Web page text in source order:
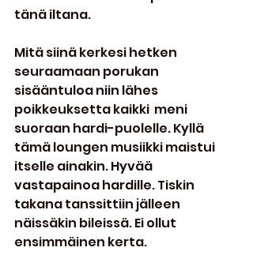
tänä iltana.
Mitä siinä kerkesi hetken
seuraamaan porukan
sisääntuloa niin lähes
poikkeuksetta kaikki  meni
suoraan hardi-puolelle. Kyllä
tämä loungen musiikki maistui
itselle ainakin. Hyvää
vastapainoa hardille. Tiskin
takana tanssittiin jälleen
näissäkin bileissä. Ei ollut
ensimmäinen kerta.